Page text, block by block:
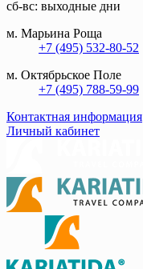
сб-вс: выходные дни
м. Марьина Роща
+7 (495) 532-80-52
м. Октябрьское Поле
+7 (495) 788-59-99
Контактная информация
Личный кабинет